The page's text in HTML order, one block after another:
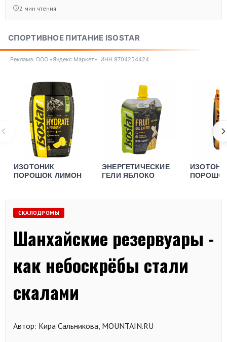
2 мин чтения
СПОРТИВНОЕ ПИТАНИЕ ISOSTAR
Реклама. ООО «Яндекс Маркет», ИНН 9704254424
ИЗОТОНИК
ПОРОШОК ЛИМОН
ЭНЕРГЕТИЧЕСКИЕ
ГЕЛИ ЯБЛОКО
СКАЛОДРОМЫ
Шанхайские резервуары -
как небоскрёбы стали
скалами
Автор: Кира Сальникова, MOUNTAIN.RU